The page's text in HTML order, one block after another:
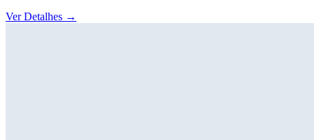
Ver Detalhes →